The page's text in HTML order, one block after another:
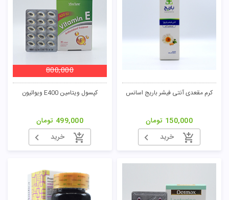
کرم مقعدی آنتی فیشر باریج اسانس
150,000 تومان
خرید
کپسول ویتامین E400 ویواتیون
800,000
499,000 تومان
خرید